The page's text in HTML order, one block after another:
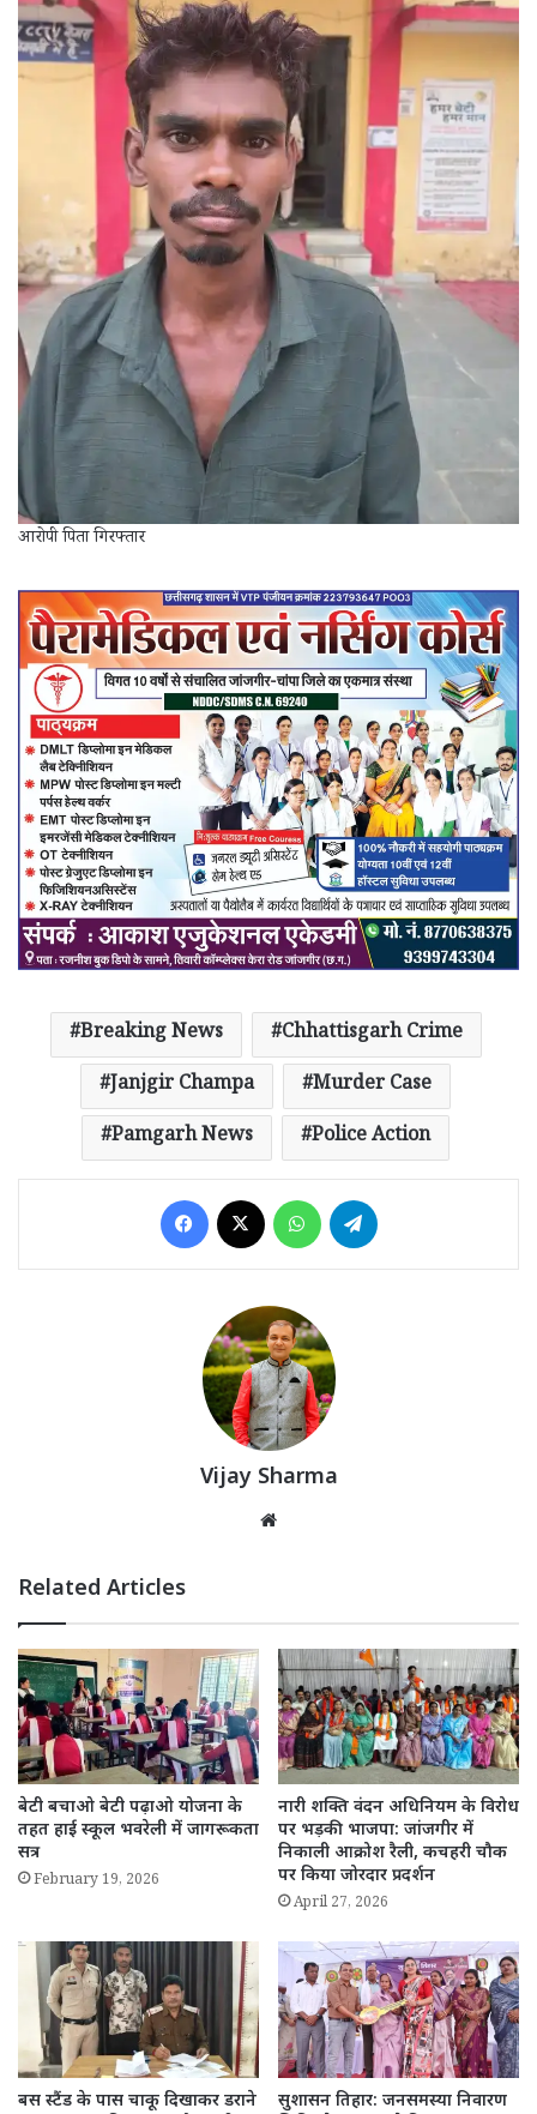
आरोपी पिता गिरफ्तार
Breaking News
Chhattisgarh Crime
Janjgir Champa
Murder Case
Pamgarh News
Police Action
Facebook WhatsApp
Vijay Sharma
Related Articles
बेटी बचाओ बेटी पढ़ाओ योजना के
तहत हाई स्कूल भवरेली में जागरूकता
सत्र
February 19, 2026
नारी शक्ति वंदन अधिनियम के विरोध
पर भड़की भाजपा: जांजगीर में
निकाली आक्रोश रैली, कचहरी चौक
पर किया जोरदार प्रदर्शन
April 27, 2026
बस स्टैंड के पास चाकू दिखाकर डराने
सुशासन तिहार: जनसमस्या निवारण